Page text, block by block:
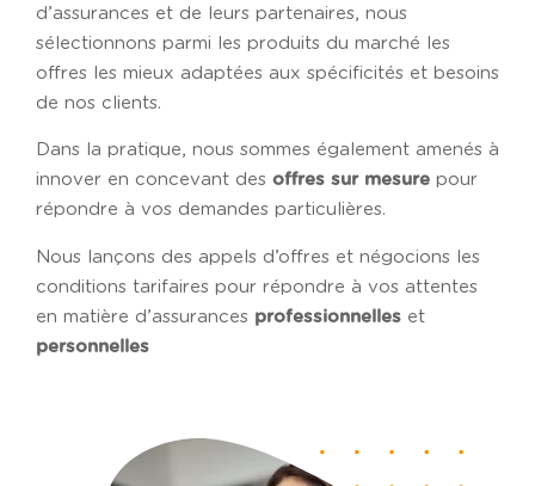
d’assurances et de leurs partenaires, nous
sélectionnons parmi les produits du marché les
offres les mieux adaptées aux spécificités et besoins
de nos clients.
Dans la pratique, nous sommes également amenés à
innover en concevant des offres sur mesure pour
répondre à vos demandes particulières.
Nous lançons des appels d’offres et négocions les
conditions tarifaires pour répondre à vos attentes
en matière d’assurances professionnelles et
personnelles